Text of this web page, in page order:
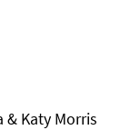
& Katy Morris